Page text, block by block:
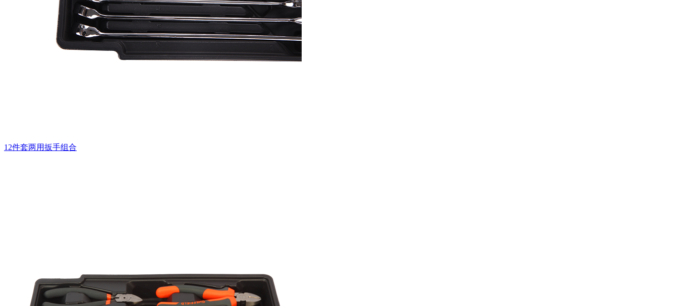
12件套两用扳手组合